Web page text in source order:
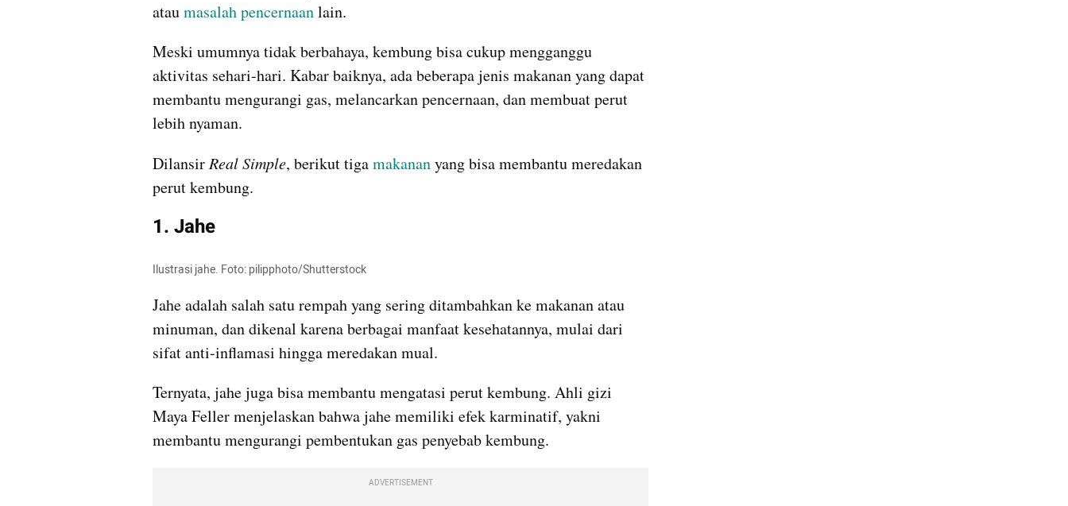
atau masalah pencernaan lain.
Meski umumnya tidak berbahaya, kembung bisa cukup mengganggu
aktivitas sehari-hari. Kabar baiknya, ada beberapa jenis makanan yang dapat
membantu mengurangi gas, melancarkan pencernaan, dan membuat perut
lebih nyaman.
Dilansir Real Simple, berikut tiga makanan yang bisa membantu meredakan
perut kembung.
1. Jahe
Ilustrasi jahe. Foto: pilipphoto/Shutterstock
Jahe adalah salah satu rempah yang sering ditambahkan ke makanan atau
minuman, dan dikenal karena berbagai manfaat kesehatannya, mulai dari
sifat anti-inflamasi hingga meredakan mual.
Ternyata, jahe juga bisa membantu mengatasi perut kembung. Ahli gizi
Maya Feller menjelaskan bahwa jahe memiliki efek karminatif, yakni
membantu mengurangi pembentukan gas penyebab kembung.
ADVERTISEMENT